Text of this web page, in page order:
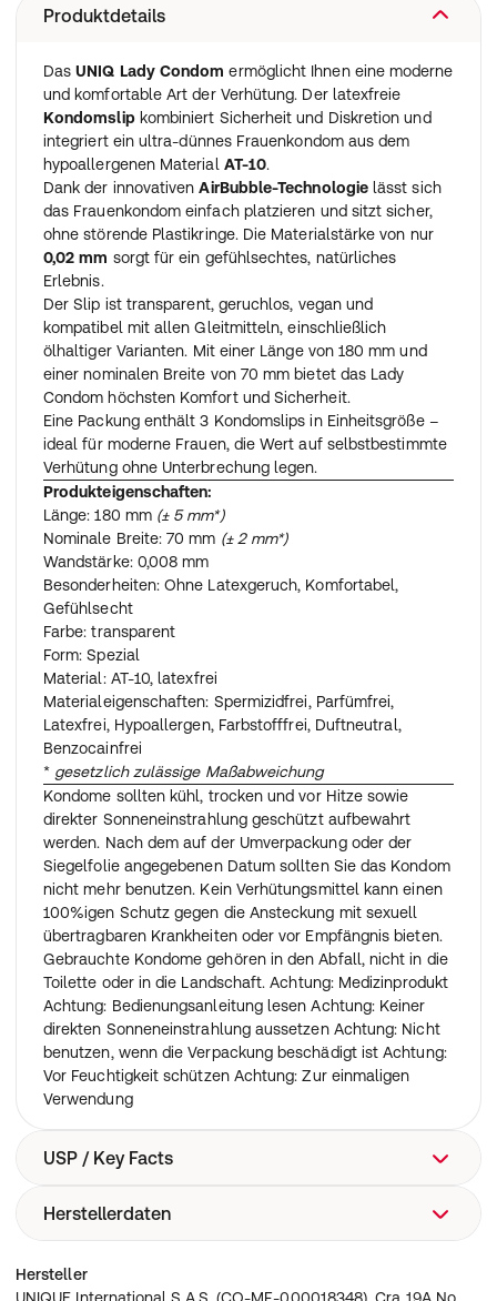
Produktdetails
DasUNIQ Lady Condom ermöglicht Ihnen eine moderne
und komfortable Art der Verhütung. Der latexfreie
Kondomslipkombiniert Sicherheit und Diskretion und
integriert ein ultra-dünnes Frauenkondom aus dem
hypoallergenen Material AT-10.
Dank der innovativenAirBubble-Technologielässt sich
das Frauenkondom einfach platzieren und sitzt sicher,
ohne störende Plastikringe. Die Materialstärke von nur
0,02 mm sorgt für ein gefühlsechtes, natürliches
Erlebnis.
Der Slip ist transparent, geruchlos, vegan und
kompatibel mit allen Gleitmitteln, einschließlich
ölhaltiger Varianten. Mit einer Länge von 180 mm und
einer nominalen Breite von 70 mm bietet das Lady
Condom höchsten Komfort und Sicherheit.
Eine Packung enthält 3 Kondomslips in Einheitsgröße –
ideal für moderne Frauen, die Wert auf selbstbestimmte
Verhütung ohne Unterbrechung legen.
Produkteigenschaften:
Länge: 180 mm (± 5 mm*)
Nominale Breite: 70 mm (± 2 mm*)
Wandstärke: 0,008 mm
Besonderheiten: Ohne Latexgeruch, Komfortabel,
Gefühlsecht
Farbe: transparent
Form: Spezial
Material: AT-10, latexfrei
Materialeigenschaften: Spermizidfrei, Parfümfrei,
Latexfrei, Hypoallergen, Farbstofffrei, Duftneutral,
Benzocainfrei
* gesetzlich zulässige Maßabweichung
Kondome sollten kühl, trocken und vor Hitze sowie
direkter Sonneneinstrahlung geschützt aufbewahrt
werden. Nach dem auf der Umverpackung oder der
Siegelfolie angegebenen Datum sollten Sie das Kondom
nicht mehr benutzen. Kein Verhütungsmittel kann einen
100%igen Schutz gegen die Ansteckung mit sexuell
übertragbaren Krankheiten oder vor Empfängnis bieten.
Gebrauchte Kondome gehören in den Abfall, nicht in die
Toilette oder in die Landschaft. Achtung: Medizinprodukt
Achtung: Bedienungsanleitung lesen Achtung: Keiner
direkten Sonneneinstrahlung aussetzen Achtung: Nicht
benutzen, wenn die Verpackung beschädigt ist Achtung:
Vor Feuchtigkeit schützen Achtung: Zur einmaligen
Verwendung
USP / Key Facts
Highlights Frauenkondome mit Spitzenstrumpfband
Herstellerdaten
UNIQUE International S.A.S. (CO-MF-000018348), Cra
19A No. 196-23 Bogotá, Kolumbien
Hersteller